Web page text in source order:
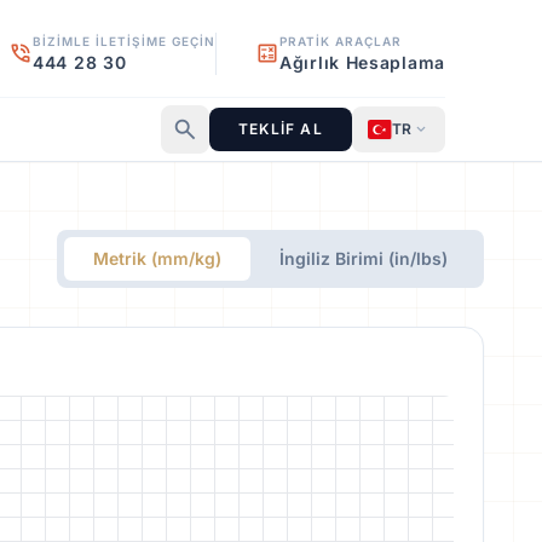
phone_in_talkBIZIMLE İLETIŞIME GEÇIN
444 28 30 calculatePRATIK ARAÇLAR
Ağırlık Hesaplama
search TEKLİF AL TR expand_more
Metrik (mm/kg) İngiliz Birimi (in/lbs)